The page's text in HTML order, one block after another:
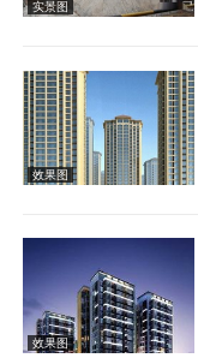
效果图
实景图